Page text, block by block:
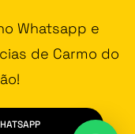
Whatsapp e
de Carmo do